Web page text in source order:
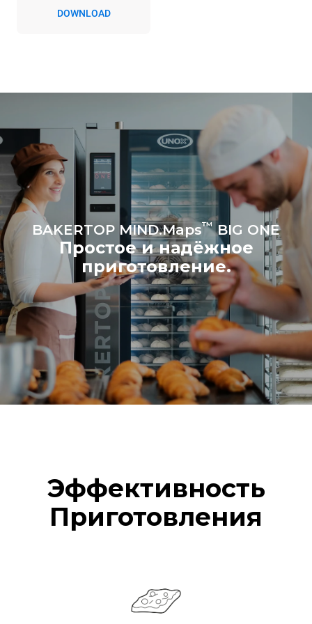
возобновляемых
DOWNLOAD
BAKERTOP MIND.Maps™BIG ONE
Простое и надёжное
приготовление.
Эффективность
Приготовления